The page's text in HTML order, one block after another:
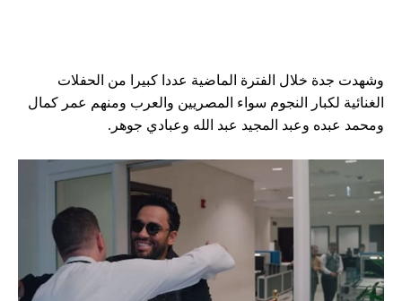
وشهدت جدة خلال الفترة الماضية عددا كبيرا من الحفلات
الغنائية لكبار النجوم سواء المصريين والعرب ومنهم عمر كمال
ومحمد عبده وعبد المجيد عبد الله وعبادي جوهر.